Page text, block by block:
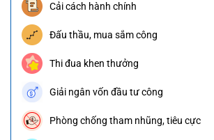
Cải cách hành chính
Đấu thầu, mua sắm công
Thi đua khen thưởng
Giải ngân vốn đầu tư công
Phòng chống tham nhũng, tiêu cực